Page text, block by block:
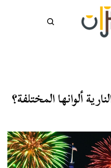
ألوانها المختلفة؟